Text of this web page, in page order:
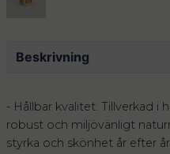
Beskrivning
- Hållbar kvalitet: Tillverkad i
robust och miljövänligt
styrka och skönhet år efter